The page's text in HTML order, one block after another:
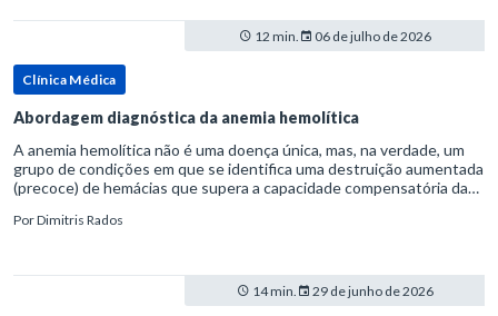
12 min. 06 de julho de 2026
Clínica Médica
Abordagem diagnóstica da anemia hemolítica
A anemia hemolítica não é uma doença única, mas, na verdade, um
grupo de condições em que se identifica uma destruição aumentada
(precoce) de hemácias que supera a capacidade compensatória da
PorDimitris Rados
14 min. 29 de junho de 2026